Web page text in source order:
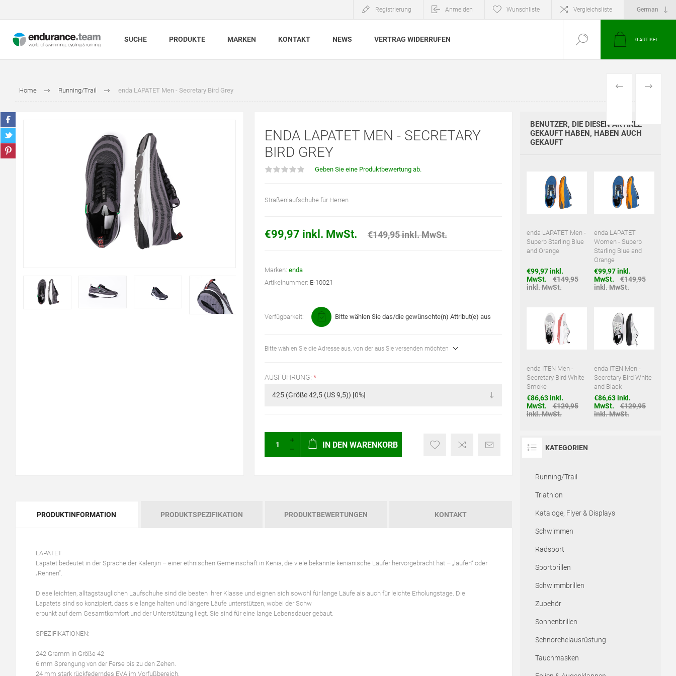
Registrierung Anmelden Wunschliste Vergleichsliste
SUCHE PRODUKTE MARKEN KONTAKT NEWS VERTRAG WIDERRUFEN 0 ARTIKEL
Home Running/Trail enda LAPATET Men - Secretary Bird Grey VORHERIGES
ENDA LAPATET MEN - SECRETARY
BIRD GREY
Geben Sie eine Produktbewertung ab.
Straßenlaufschuhe für Herren
€99,97 inkl. MwSt. €149,95 inkl. MwSt.
Marken: enda
Artikelnummer: E-10021
Verfügbarkeit: Bitte wählen Sie das/die gewünschte(n) Attribut(e) aus
Bitte wählen Sie die Adresse aus, von der aus Sie versenden möchten
AUSFÜHRUNG: *
IN DEN WARENKORB
PRODUKTINFORMATION PRODUKTSPEZIFIKATION PRODUKTBEWERTUNGEN KONTAKT
LAPATET
Lapatet bedeutet in der Sprache der Kalenjin – einer ethnischen Gemeinschaft in Kenia, die viele bekannte kenianische Läufer hervorgebracht hat – „laufen“ oder
„Rennen“.
Diese leichten, alltagstauglichen Laufschuhe sind die besten ihrer Klasse und eignen sich sowohl für lange Läufe als auch für leichte Erholungstage. Die
Lapatets sind so konzipiert, dass sie lange halten und längere Läufe unterstützen, wobei der Schw
erpunkt auf dem Gesamtkomfort und der Unterstützung liegt. Sie sind für eine lange Lebensdauer gebaut.
SPEZIFIKATIONEN:
242 Gramm in Größe 42
6 mm Sprengung von der Ferse bis zu den Zehen.
24 mm stark rückfederndes EVA im Vorfußbereich.
BENUTZER, DIE DIESEN ARTIKEL
GEKAUFT HABEN, HABEN AUCH
GEKAUFT
enda LAPATET Men -
Superb Starling Blue
and Orange
€99,97 inkl.
MwSt.
€149,95
inkl. MwSt.
enda LAPATET
Women - Superb
Starling Blue and
Orange
€99,97 inkl.
MwSt.
€149,95
inkl. MwSt.
enda ITEN Men -
Secretary Bird White
Smoke
€86,63 inkl.
MwSt.
€129,95
inkl. MwSt.
enda ITEN Men -
Secretary Bird White
and Black
€86,63 inkl.
MwSt.
€129,95
inkl. MwSt.
KATEGORIEN
Running/Trail
Triathlon
Kataloge, Flyer & Displays
Schwimmen
Radsport
Sportbrillen
Schwimmbrillen
Zubehör
Sonnenbrillen
Schnorchelausrüstung
Tauchmasken